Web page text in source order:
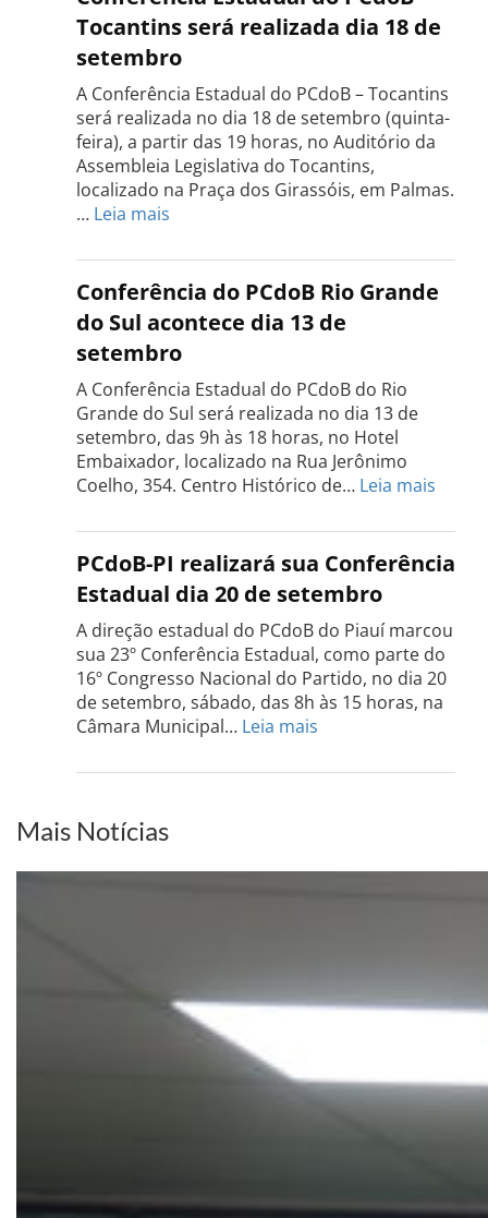
Tocantins será realizada dia 18 de
setembro
A Conferência Estadual do PCdoB – Tocantins
será realizada no dia 18 de setembro (quinta-
feira), a partir das 19 horas, no Auditório da
Assembleia Legislativa do Tocantins,
localizado na Praça dos Girassóis, em Palmas.
… Leia mais
Estadual
do
Tocantins
será
realizada
dia
18
de
setembro
Conferência do PCdoB Rio Grande
do Sul acontece dia 13 de
setembro
A Conferência Estadual do PCdoB do Rio
Grande do Sul será realizada no dia 13 de
setembro, das 9h às 18 horas, no Hotel
Embaixador, localizado na Rua Jerônimo
Coelho, 354. Centro Histórico de… Leia mais
do
PCdoB
do
Sul
dia
PCdoB-PI realizará sua Conferência
Estadual dia 20 de setembro
A direção estadual do PCdoB do Piauí marcou
sua 23º Conferência Estadual, como parte do
16º Congresso Nacional do Partido, no dia 20
de setembro, sábado, das 8h às 15 horas, na
Câmara Municipal… Leia mais
PI
Estadual
Mais Notícias